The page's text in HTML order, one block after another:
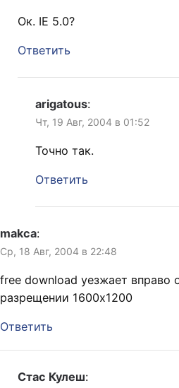
Ок. IE 5.0?
Ответить
arigatous:
Чт, 19 Авг, 2004 в 01:52
Точно так.
Ответить
makca:
Ср, 18 Авг, 2004 в 22:48
free download уезжает вправо
разрещении 1600х1200
Ответить
Стас Кулеш: